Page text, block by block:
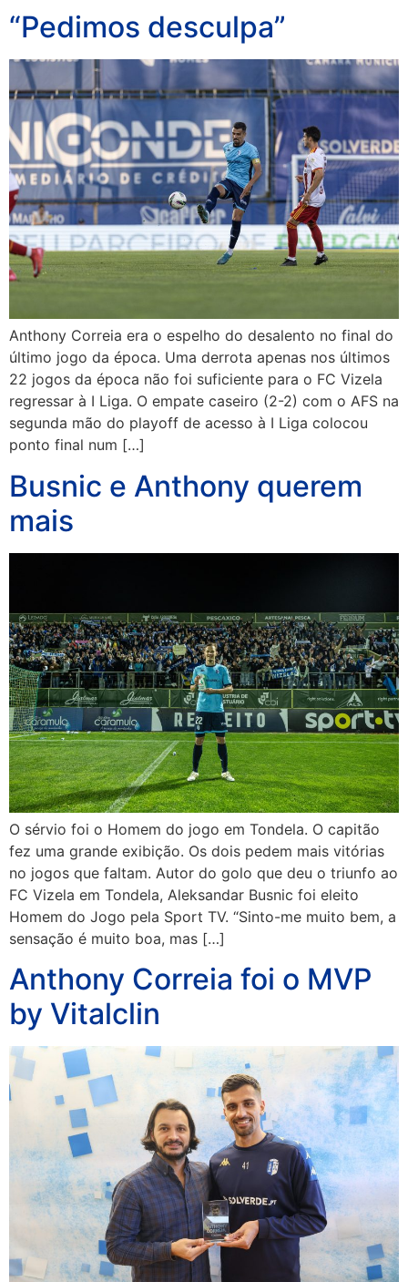
“Pedimos desculpa”
Anthony Correia era o espelho do desalento no final do
último jogo da época. Uma derrota apenas nos últimos
22 jogos da época não foi suficiente para o FC Vizela
regressar à I Liga. O empate caseiro (2-2) com o AFS na
segunda mão do playoff de acesso à I Liga colocou
ponto final num […]
Busnic e Anthony querem
mais
O sérvio foi o Homem do jogo em Tondela. O capitão
fez uma grande exibição. Os dois pedem mais vitórias
no jogos que faltam. Autor do golo que deu o triunfo ao
FC Vizela em Tondela, Aleksandar Busnic foi eleito
Homem do Jogo pela Sport TV. “Sinto-me muito bem, a
sensação é muito boa, mas […]
Anthony Correia foi o MVP
by Vitalclin